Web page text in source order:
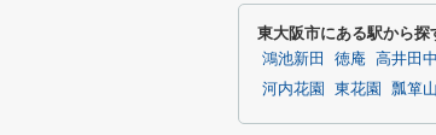
東大阪市にある駅から探
鴻池新田 徳庵 高井田
河内花園
東花園 瓢箪山